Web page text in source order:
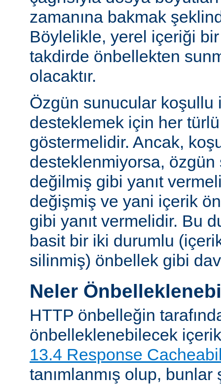
zamanına bakmak
Böylelikle, yerel içeriği bir
takdirde önbellekten
olacaktır.
Özgün sunucular koşullu
desteklemek için her türlü
göstermelidir. Ancak,
desteklenmiyorsa,
değilmiş gibi yanıt
değişmiş ve yani içerik
gibi yanıt vermelidir. Bu
basit bir iki durumlu
silinmiş) önbellek gibi
Neler
HTTP önbelleğin
önbelleklenebilecek
13.4 Response
tanımlanmış olup,